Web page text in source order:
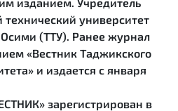
университет
(ТТУ). Ранее журнал
«Вестник Таджикского
и издается с января
зарегистрирован в